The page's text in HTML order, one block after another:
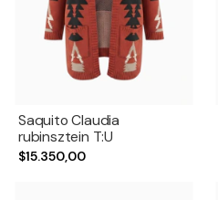
Saquito Claudia
rubinsztein T:U
$15.350,00